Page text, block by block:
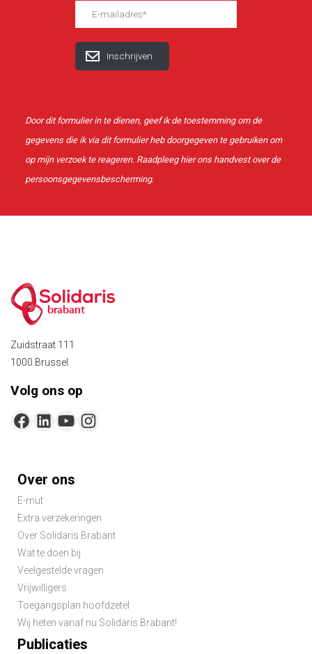
Door dit formulier in te dienen, geef ik de toestemming om de
gegevens die ik via dit formulier heb doorgegeven te gebruiken om
op mijn verzoek te reageren. Raadpleeg hierons handvest over de
persoonsgegevensbescherming.
brabant
Zuidstraat 111
1000 Brussel
Volg ons op
Footer-
menu
Over ons
E-mut
Extra verzekeringen
Over Solidaris Brabant
Wat te doen bij
Veelgestelde vragen
Vrijwilligers
Toegangsplan hoofdzetel
Wij heten vanaf nu Solidaris Brabant!
Publicaties